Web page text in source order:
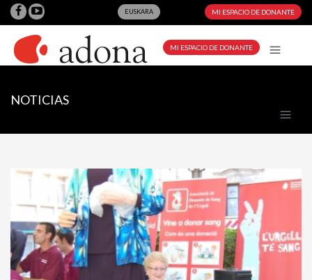
EUSKARA MI ESPACIO DE DONANTE
MI ESPACIO DE DONANTE
NOTICIAS